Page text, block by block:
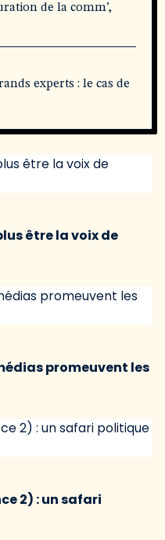
de la comm’,
experts : le cas de
être la voix de
promeuvent les
2) : un safari